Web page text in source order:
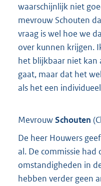
waarschijnlijk niet
mevrouw Schouten
vraag is wel hoe we
over kunnen krijgen.
het blijkbaar niet kan
gaat, maar dat het
als het een
MevrouwSchouten (
De heer Houwers
al. De commissie
omstandigheden in
hebben verder geen